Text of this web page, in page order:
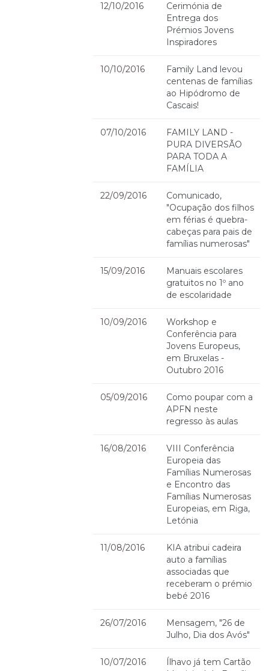
12/10/2016
Cerimónia de
Entrega dos
Prémios Jovens
Inspiradores
10/10/2016
Family Land levou
centenas de famílias
ao Hipódromo de
Cascais!
07/10/2016
FAMILY LAND -
PURA DIVERSÃO
PARA TODA A
FAMÍLIA
22/09/2016
Comunicado,
"Ocupação dos filhos
em férias é quebra-
cabeças para pais de
famílias numerosas"
15/09/2016
Manuais escolares
gratuitos no 1º ano
de escolaridade
10/09/2016
Workshop e
Conferência para
Jovens Europeus,
em Bruxelas -
Outubro 2016
05/09/2016
Como poupar com a
APFN neste
regresso às aulas
16/08/2016
VIII Conferência
Europeia das
Famílias Numerosas
e Encontro das
Famílias Numerosas
Europeias, em Riga,
Letónia
11/08/2016
KIA atribui cadeira
auto a famílias
associadas que
receberam o prémio
bebé 2016
26/07/2016
Mensagem, "26 de
Julho, Dia dos Avós"
10/07/2016
Ílhavo já tem Cartão